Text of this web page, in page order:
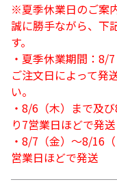
※夏季休業日のご案
誠に勝手ながら、下
す。
・夏季休業期間：8/
ご注文日によって発
い。
・8/6（木）まで及
り7営業日ほどで発送
・8/7（金）～8/16
営業日ほどで発送